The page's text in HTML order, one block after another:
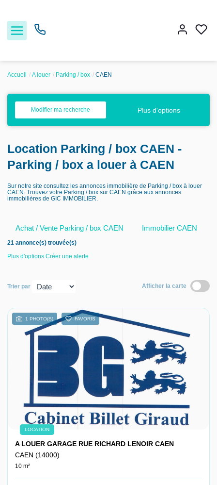
Acheter
Louer
Estimer
Nous contacter
Nous rejoindre
Accueil A louer Parking / box CAEN
Modifier ma recherche Plus d'options
Location Parking / box CAEN -
Parking / box a louer à CAEN
Sur notre site consultez les annonces immobilière de Parking / box à louer
CAEN. Trouvez votre Parking / box sur CAEN grâce aux annonces
immobilières de GIC IMMOBILIER.
Achat / Vente Parking / box CAEN Immobilier CAEN
21 annonce(s) trouvée(s)
Plus d'options Créer une alerte
Trier par Afficher la carte
1 PHOTO(S) FAVORIS
LOCATION
A LOUER GARAGE RUE RICHARD LENOIR CAEN
CAEN (14000)
10 m²